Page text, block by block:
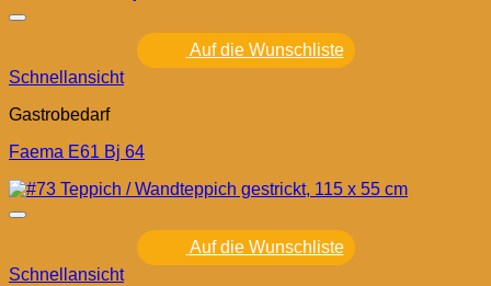
Auf die Wunschliste
Schnellansicht
Gastrobedarf
Faema E61 Bj 64
Auf die Wunschliste
Schnellansicht